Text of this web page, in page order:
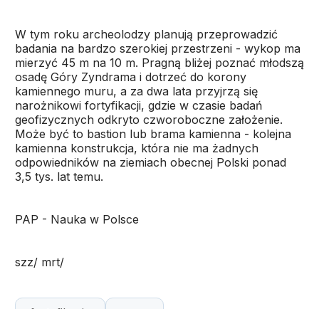
W tym roku archeolodzy planują przeprowadzić
badania na bardzo szerokiej przestrzeni - wykop ma
mierzyć 45 m na 10 m. Pragną bliżej poznać młodszą
osadę Góry Zyndrama i dotrzeć do korony
kamiennego muru, a za dwa lata przyjrzą się
narożnikowi fortyfikacji, gdzie w czasie badań
geofizycznych odkryto czworoboczne założenie.
Może być to bastion lub brama kamienna - kolejna
kamienna konstrukcja, która nie ma żadnych
odpowiedników na ziemiach obecnej Polski ponad
3,5 tys. lat temu.
PAP - Nauka w Polsce
szz/ mrt/